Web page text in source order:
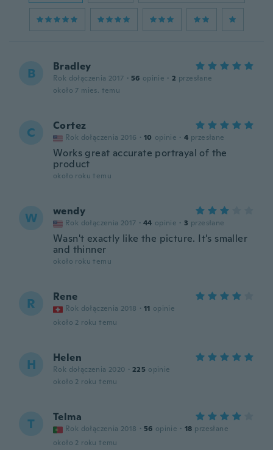
B Bradley
Rok dołączenia 2017 · 56 opinie · 2 przesłane
około 7 mies. temu
C Cortez
Rok dołączenia 2016 · 10 opinie · 4 przesłane
Works great accurate portrayal of the
product
około roku temu
W wendy
Rok dołączenia 2017 · 44 opinie · 3 przesłane
Wasn't exactly like the picture. It's smaller
and thinner
około roku temu
R Rene
Rok dołączenia 2018 · 11 opinie
około 2 roku temu
H Helen
Rok dołączenia 2020 · 225 opinie
około 2 roku temu
T Telma
Rok dołączenia 2018 · 56 opinie · 18 przesłane
około 2 roku temu